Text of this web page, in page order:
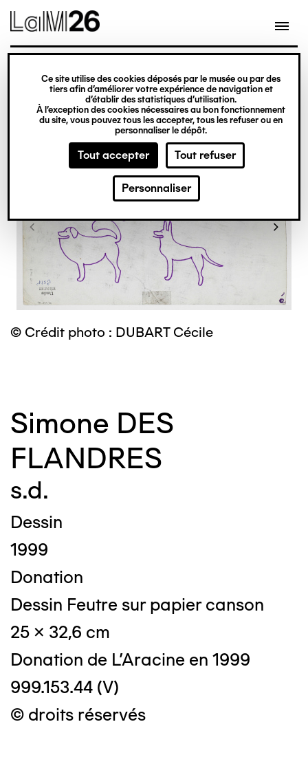
Gestion des cookies
Ce site utilise des cookies déposés par le musée ou par des
tiers afin d’améliorer votre expérience de navigation et
d’établir des statistiques d’utilisation.
À l’exception des cookies nécessaires au bon fonctionnement
du site, vous pouvez tous les accepter, tous les refuser ou en
personnaliser le dépôt.
Tout accepter Tout refuser
Personnaliser
contenu
© Crédit photo : DUBART Cécile
Simone DES
FLANDRES
s.d.
Dessin
1999
Donation
Dessin Feutre sur papier canson
25 x 32,6 cm
Donation de L'Aracine en 1999
999.153.44 (V)
© droits réservés